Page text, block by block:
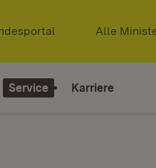
(Öffnet in neuem
Alle
Service Karriere